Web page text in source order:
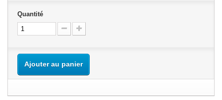
Quantité
Ajouter au panier